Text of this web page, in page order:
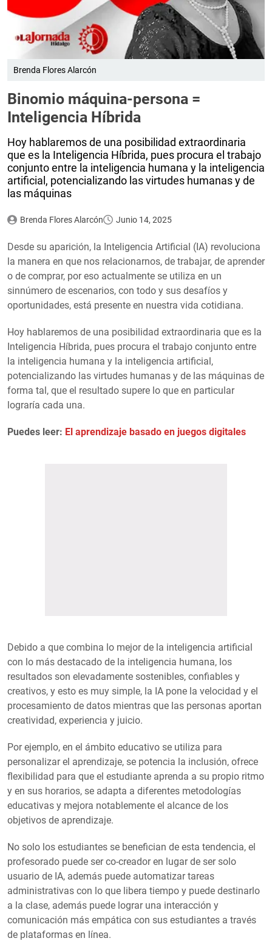
Brenda Flores Alarcón
Binomio máquina-persona =
Inteligencia Híbrida
Hoy hablaremos de una posibilidad extraordinaria
que es la Inteligencia Híbrida, pues procura el trabajo
conjunto entre la inteligencia humana y la inteligencia
artificial, potencializando las virtudes humanas y de
las máquinas
Brenda Flores Alarcón Junio 14, 2025
Desde su aparición, la Inteligencia Artificial (IA) revoluciona
la manera en que nos relacionarnos, de trabajar, de aprender
o de comprar, por eso actualmente se utiliza en un
sinnúmero de escenarios, con todo y sus desafíos y
oportunidades, está presente en nuestra vida cotidiana.
Hoy hablaremos de una posibilidad extraordinaria que es la
Inteligencia Híbrida, pues procura el trabajo conjunto entre
la inteligencia humana y la inteligencia artificial,
potencializando las virtudes humanas y de las máquinas de
forma tal, que el resultado supere lo que en particular
lograría cada una.
Puedes leer: El aprendizaje basado en juegos digitales
Debido a que combina lo mejor de la inteligencia artificial
con lo más destacado de la inteligencia humana, los
resultados son elevadamente sostenibles, confiables y
creativos, y esto es muy simple, la IA pone la velocidad y el
procesamiento de datos mientras que las personas aportan
creatividad, experiencia y juicio.
Por ejemplo, en el ámbito educativo se utiliza para
personalizar el aprendizaje, se potencia la inclusión, ofrece
flexibilidad para que el estudiante aprenda a su propio ritmo
y en sus horarios, se adapta a diferentes metodologías
educativas y mejora notablemente el alcance de los
objetivos de aprendizaje.
No solo los estudiantes se benefician de esta tendencia, el
profesorado puede ser co-creador en lugar de ser solo
usuario de IA, además puede automatizar tareas
administrativas con lo que libera tiempo y puede destinarlo
a la clase, además puede lograr una interacción y
comunicación más empática con sus estudiantes a través
de plataformas en línea.